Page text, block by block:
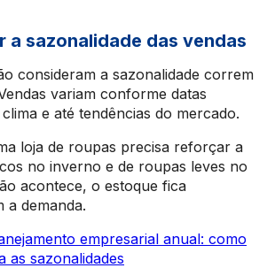
a sazonalidade das vendas
consideram a sazonalidade correm
variam conforme datas
e até tendências do mercado.
loja de roupas precisa reforçar a
no inverno e de roupas leves no
acontece, o estoque fica
a demanda.
empresarial anual: como
as sazonalidades